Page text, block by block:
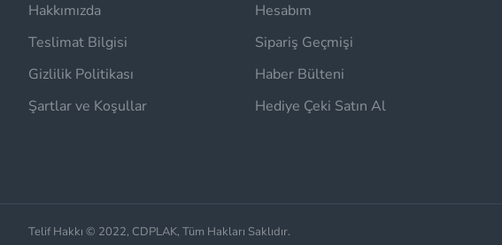
Hakkımızda
Teslimat Bilgisi
Gizlilik Politikası
Şartlar ve Koşullar
Hesabım
Sipariş Geçmişi
Haber Bülteni
Hediye Çeki Satın Al
Telif Hakkı © 2022, CDPLAK, Tüm Hakları Saklıdır.